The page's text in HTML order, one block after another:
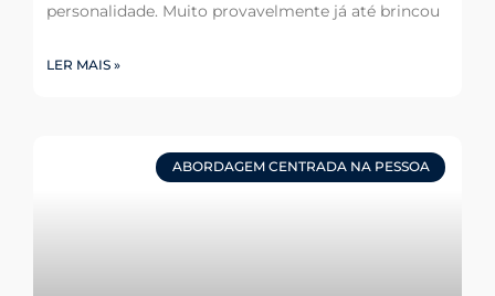
personalidade. Muito provavelmente já até brincou
LER MAIS »
ABORDAGEM CENTRADA NA PESSOA